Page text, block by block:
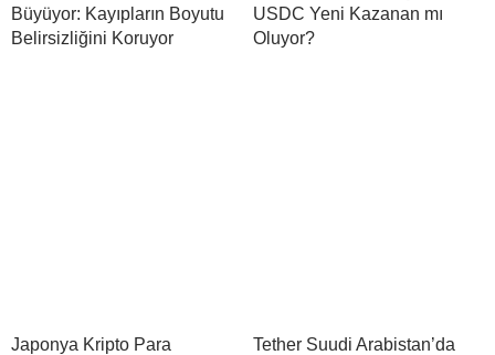
Büyüyor: Kayıpların Boyutu
Belirsizliğini Koruyor
USDC Yeni Kazanan mı
Oluyor?
Japonya Kripto Para
Tether Suudi Arabistan’da